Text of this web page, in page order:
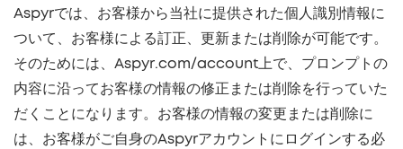
Aspyrでは、お客様から当社に提供された個人識別情報に
ついて、お客様による訂正、更新または削除が可能です。
そのためには、Aspyr.com/account上で、プロンプトの
内容に沿ってお客様の情報の修正または削除を行っていた
だくことになります。お客様の情報の変更または削除に
は、お客様がご自身のAspyrアカウントにログインする必